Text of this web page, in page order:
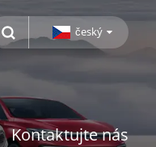
český
Kontaktujte nás